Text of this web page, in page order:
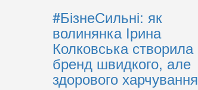
#БізнеСильні: як
волинянка Ірина
Колковська створила
бренд швидкого, але
здорового харчування